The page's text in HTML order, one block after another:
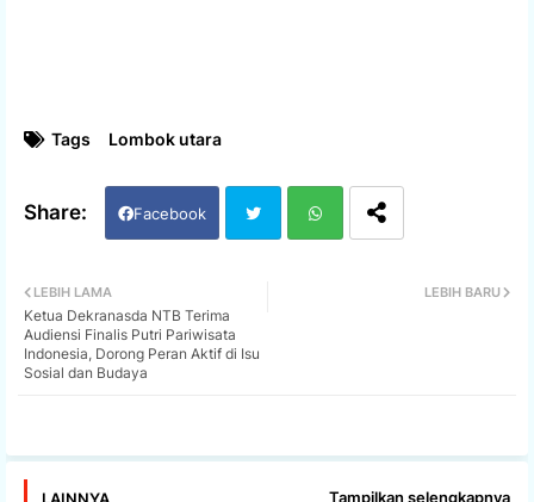
Tags Lombok utara
Facebook
LEBIH BARU
LEBIH LAMA
Ketua Dekranasda NTB Terima
Audiensi Finalis Putri Pariwisata
Indonesia, Dorong Peran Aktif di Isu
Sosial dan Budaya
Tampilkan selengkapnya